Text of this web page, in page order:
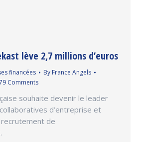
lève 2,7 millions d’euros
financées By France Angels
Comments
souhaite devenir le leader
d’entreprise et
recrutement de